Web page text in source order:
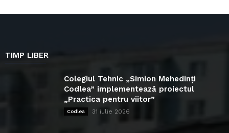
TIMP LIBER
Colegiul Tehnic „Simion Mehedinți
Codlea” implementează proiectul
„Practica pentru viitor”
Codlea 31 iulie 2026